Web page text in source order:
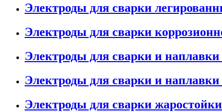
Электроды для сварки
Электроды для сварки
Электроды для сварки и наплавки
Электроды для сварки и
Электроды для сварки